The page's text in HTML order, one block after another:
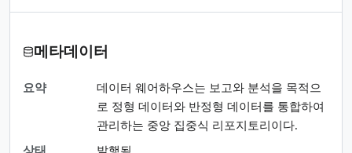
메타데이터
요약
데이터 웨어하우스는 보고와 분석을 목적으
로 정형 데이터와 반정형 데이터를 통합하여
관리하는 중앙 집중식 리포지토리이다.
상태
발행됨